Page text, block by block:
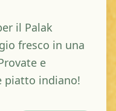
il Palak
fresco in una
e
piatto indiano!